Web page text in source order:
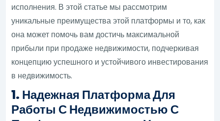
исполнения. В этой статье мы рассмотрим
уникальные преимущества этой платформы и то, как
она может помочь вам достичь максимальной
прибыли при продаже недвижимости, подчеркивая
концепцию успешного и устойчивого инвестирования
в недвижимость.
1. Надежная Платформа Для
Работы С Недвижимостью С